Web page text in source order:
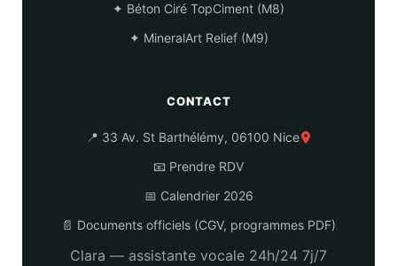
✦ Béton Ciré TopCiment (M8)
✦ MineralArt Relief (M9)
CONTACT
📍 33 Av. St Barthélémy, 06100 Nice
📧 Prendre RDV
📅 Calendrier 2026
📄 Documents officiels (CGV, programmes PDF)
Clara — assistante vocale 24h/24 7j/7